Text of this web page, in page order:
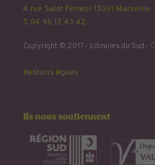
4 rue Saint Ferréol 13001 Marseille
T. 04 96 12 43 42
Copyright © 2017 - Libraires du Sud -
Mentions légales
Ils nous soutiennent